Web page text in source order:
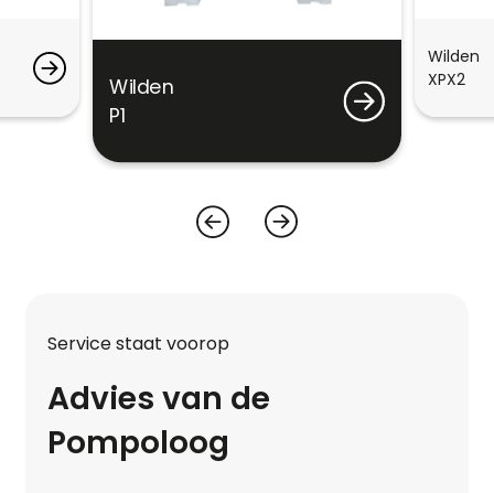
Wilden
P1
Wilden
XPX2
Service staat voorop
Advies van de
Pompoloog